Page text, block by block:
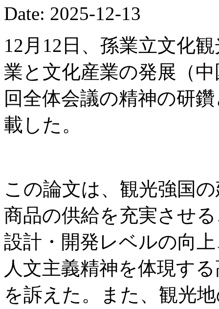
Date: 2025-12-13
12月12日、孫業立文化
業と文化産業の発展（
回全体会議の精神の研
載した。
この論文は、観光強国
商品の供給を充実させ
設計・開発レベルの向
人文主義精神を体現す
を訴えた。また、観光